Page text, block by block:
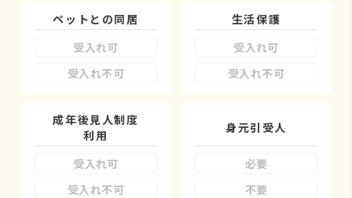
ペットとの同居
受入れ可
受入れ不可
生活保護
受入れ可
受入れ不可
成年後見人制度
利用
受入れ可
受入れ不可
身元引受人
必要
不要